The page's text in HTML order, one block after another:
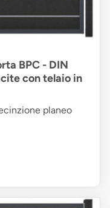
BPC - DIN
con telaio in
planeo